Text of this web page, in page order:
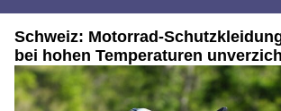
Schweiz: Motorrad-
bei hohen Temperaturen